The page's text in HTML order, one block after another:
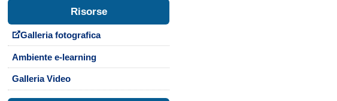
Risorse
Galleria fotografica
Ambiente e-learning
Galleria Video